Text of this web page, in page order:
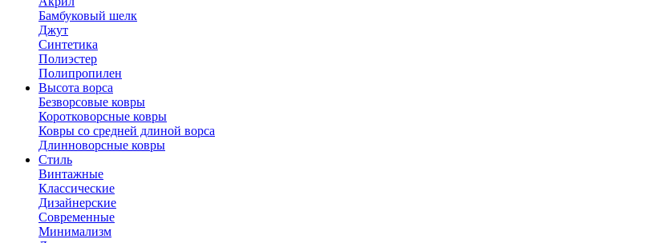
Бамбуковый шелк
Джут
Синтетика
Полиэстер
Полипропилен
Высота ворса
Безворсовые ковры
Коротковорсные ковры
Ковры со средней длиной ворса
Длинноворсные ковры
Стиль
Винтажные
Классические
Дизайнерские
Современные
Минимализм